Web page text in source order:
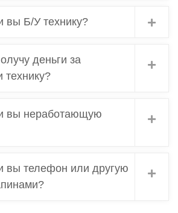
вы Б/У технику?
деньги за
технику?
вы неработающую
вы телефон или другую